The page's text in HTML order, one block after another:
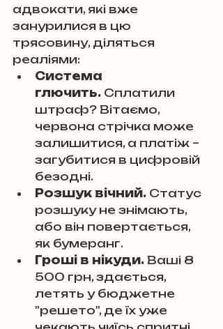
адвокати, які вже
занурилися в цю
трясовину, діляться
реаліями:
Система
глючить. Сплатили
штраф? Вітаємо,
червона стрічка може
залишитися, а платіж –
загубитися в цифровій
безодні.
Розшук вічний. Статус
розшуку не знімають,
або він повертається,
як бумеранг.
Гроші в нікуди. Ваші 8
500 грн, здається,
летять у бюджетне
"решето", де їх уже